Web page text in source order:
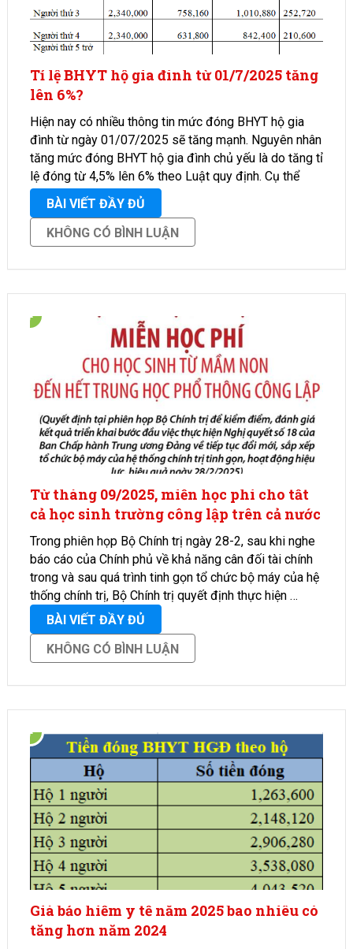
Tỉ lệ BHYT hộ gia đình từ 01/7/2025 tăng
lên 6%?
Hiện nay có nhiều thông tin mức đóng BHYT hộ gia
đình từ ngày 01/07/2025 sẽ tăng mạnh. Nguyên nhân
tăng mức đóng BHYT hộ gia đình chủ yếu là do tăng tỉ
lệ đóng từ 4,5% lên 6% theo Luật quy định. Cụ thể
mức …
BÀI VIẾT ĐẦY ĐỦ
KHÔNG CÓ BÌNH LUẬN
Từ tháng 09/2025, miễn học phí cho tất
cả học sinh trường công lập trên cả nước
Trong phiên họp Bộ Chính trị ngày 28-2, sau khi nghe
báo cáo của Chính phủ về khả năng cân đối tài chính
trong và sau quá trình tinh gọn tổ chức bộ máy của hệ
thống chính trị, Bộ Chính trị quyết định thực hiện …
BÀI VIẾT ĐẦY ĐỦ
KHÔNG CÓ BÌNH LUẬN
Giá bảo hiểm y tế năm 2025 bao nhiêu có
tăng hơn năm 2024